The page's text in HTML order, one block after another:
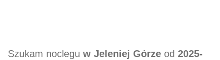
Szukam noclegu w Jeleniej Górze od 2025-